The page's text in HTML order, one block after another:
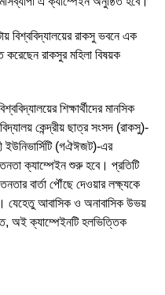
বিশ্ববিদ্যালয়ের রাকসু ভবনে এক
করেছেন রাকসুর মহিলা বিষয়ক
শিক্ষার্থীদের মানসিক
কেন্দ্রীয় ছাত্র সংসদ (রাকসু)-
ইউনিভার্সিটি (গঐঈজট)-এর
ক্যাম্পেইন শুরু হবে। প্রতিটি
বার্তা পৌঁছে দেওয়ার লক্ষ্যকে
যেহেতু আবাসিক ও অনাবাসিক উভয়
অই ক্যাম্পেইনটি হলভিত্তিক